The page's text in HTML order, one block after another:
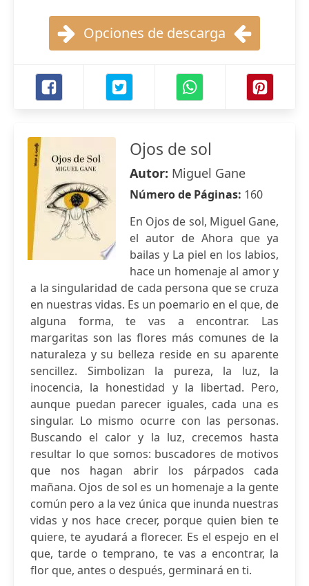
Opciones de descarga
Ojos de sol
Autor: Miguel Gane
Número de Páginas: 160
En Ojos de sol, Miguel Gane,
el autor de Ahora que ya
bailas y La piel en los labios,
hace un homenaje al amor y
a la singularidad de cada persona que se cruza
en nuestras vidas. Es un poemario en el que, de
alguna forma, te vas a encontrar. Las
margaritas son las flores más comunes de la
naturaleza y su belleza reside en su aparente
sencillez. Simbolizan la pureza, la luz, la
inocencia, la honestidad y la libertad. Pero,
aunque puedan parecer iguales, cada una es
singular. Lo mismo ocurre con las personas.
Buscando el calor y la luz, crecemos hasta
resultar lo que somos: buscadores de motivos
que nos hagan abrir los párpados cada
mañana. Ojos de sol es un homenaje a la gente
común pero a la vez única que inunda nuestras
vidas y nos hace crecer, porque quien bien te
quiere, te ayudará a florecer. Es el espejo en el
que, tarde o temprano, te vas a encontrar, la
flor que, antes o después, germinará en ti.